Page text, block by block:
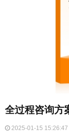
全过程咨询方
2025-01-15 15:26:47